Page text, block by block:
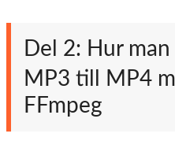
Del 2: Hur
MP3 till MP4
FFmpeg